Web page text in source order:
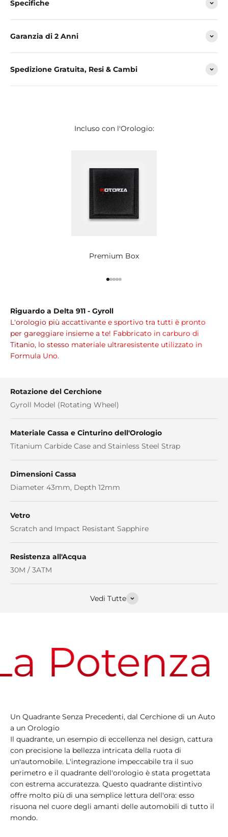
Specifiche
Garanzia di 2 Anni
Spedizione Gratuita, Resi & Cambi
Incluso con l'Orologio:
Premium Box
Riguardo a Delta 911 - Gyroll
L'orologio più accattivante e sportivo tra tutti è pronto
per gareggiare insieme a te! Fabbricato in carburo di
Titanio, lo stesso materiale ultraresistente utilizzato in
Formula Uno.
Rotazione del Cerchione
Gyroll Model (Rotating Wheel)
Materiale Cassa e Cinturino dell'Orologio
Titanium Carbide Case and Stainless Steel Strap
Dimensioni Cassa
Diameter 43mm, Depth 12mm
Vetro
Scratch and Impact Resistant Sapphire
Resistenza all'Acqua
30M / 3ATM
Vedi Tutte
Potenza
Un Quadrante Senza Precedenti, dal Cerchione di un Auto
a un Orologio
Il quadrante, un esempio di eccellenza nel design, cattura
con precisione la bellezza intricata della ruota di
un'automobile. L'integrazione impeccabile tra il suo
perimetro e il quadrante dell'orologio è stata progettata
con estrema accuratezza. Questo quadrante distintivo
offre molto più di una semplice lettura dell'ora: esso
risuona nel cuore degli amanti delle automobili di tutto il
mondo.